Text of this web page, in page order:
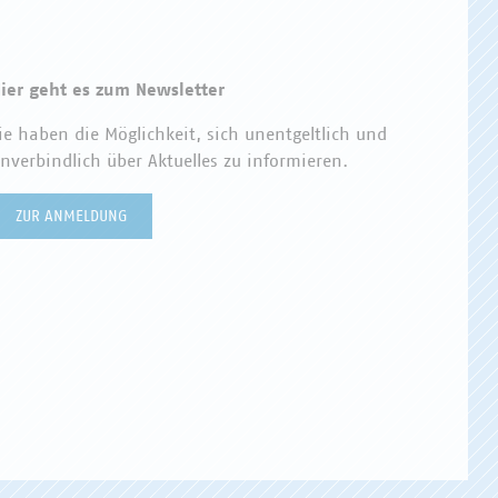
geht es zum Newsletter
haben die Möglichkeit, sich unentgeltlich und
über Aktuelles zu informieren.
ZUR ANMELDUNG